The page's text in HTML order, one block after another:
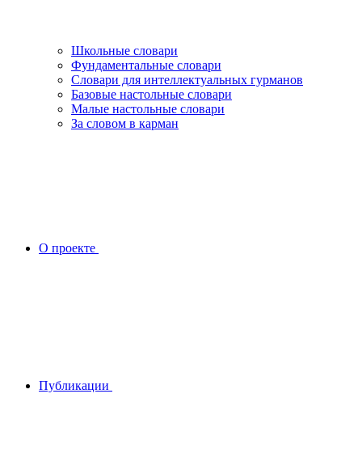
Школьные словари
Фундаментальные словари
Словари для интеллектуальных гурманов
Базовые настольные словари
Малые настольные словари
За словом в карман
О проекте
Публикации